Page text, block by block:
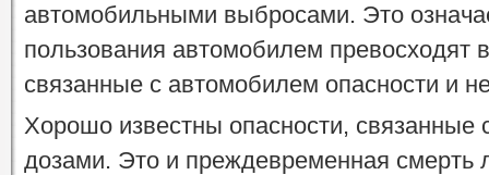
автомобильными выбросами. Это
пользования автомобилем превосходят
связанные с автомобилем опасности и
Хорошо известны опасности,
дозами. Это и преждевременная смерть